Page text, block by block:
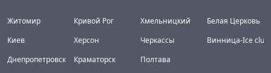
Житомир
Киев
Днепропетровск
Кривой Рог
Херсон
Краматорск
Хмельницкий
Черкассы
Полтава
Белая Церковь
Винница-Ice club